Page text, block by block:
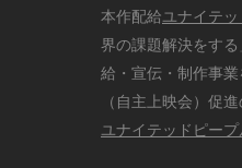
本作配給ユナイテ
界の課題解決をす
給・宣伝・制作事
（自主上映会）促
ユナイテッドピー